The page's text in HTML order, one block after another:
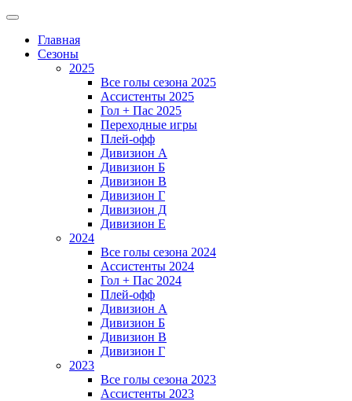
Главная
Сезоны
2025
Все голы сезона 2025
Ассистенты 2025
Гол + Пас 2025
Переходные игры
Плей-офф
Дивизион A
Дивизион Б
Дивизион В
Дивизион Г
Дивизион Д
Дивизион Е
2024
Все голы сезона 2024
Ассистенты 2024
Гол + Пас 2024
Плей-офф
Дивизион A
Дивизион Б
Дивизион В
Дивизион Г
2023
Все голы сезона 2023
Ассистенты 2023